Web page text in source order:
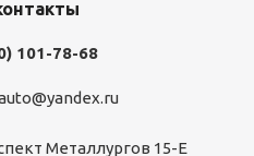
101-78-68
Металлургов 15-Е